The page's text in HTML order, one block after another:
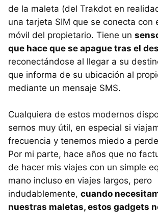
de la maleta (del Trakdot en
una tarjeta SIM que se conecta con
móvil del propietario. Tiene un
que hace que se apague tras el
reconectándose al llegar a su
que informa de su ubicación al
mediante un mensaje SMS.
Cualquiera de estos modernos
sernos muy útil, en especial si
frecuencia y tenemos miedo a
Por mi parte, hace años que no
de hacer mis viajes con un simple
mano incluso en viajes largos, pero
indudablemente, cuando
nuestras maletas, estos gadgets